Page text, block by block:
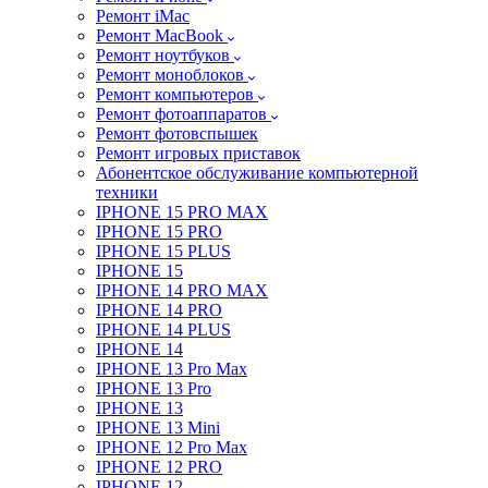
Ремонт iMac
Ремонт MacBook
Ремонт ноутбуков
Ремонт моноблоков
Ремонт компьютеров
Ремонт фотоаппаратов
Ремонт фотовспышек
Ремонт игровых приставок
Абонентское обслуживание компьютерной
техники
IPHONE 15 PRO MAX
IPHONE 15 PRO
IPHONE 15 PLUS
IPHONE 15
IPHONE 14 PRO MAX
IPHONE 14 PRO
IPHONE 14 PLUS
IPHONE 14
IPHONE 13 Pro Max
IPHONE 13 Pro
IPHONE 13
IPHONE 13 Mini
IPHONE 12 Pro Max
IPHONE 12 PRO